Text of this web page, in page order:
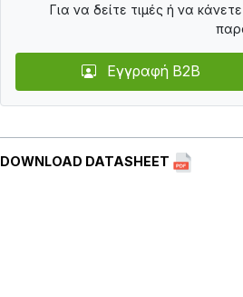
DOWNLOAD DATASHEET
Για να δείτε τιμές ή να
Εγγραφή B2B